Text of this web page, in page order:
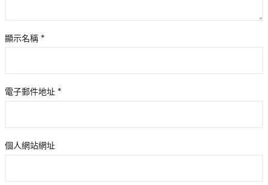
顯示名稱 *
電子郵件地址 *
個人網站網址